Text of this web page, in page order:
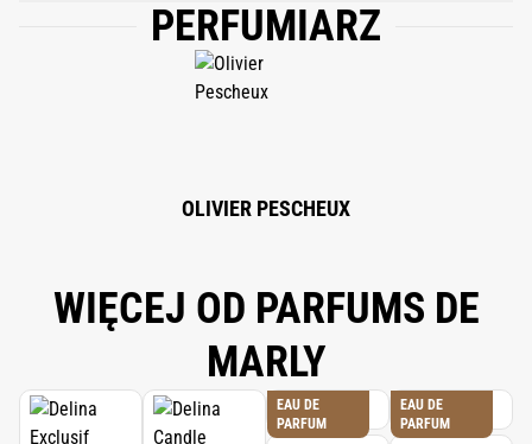
ALCOHOL DENAT., PARFUM (FRAGRANCE), AQUA (WATER), COUMARIN,
BENZYL BENZOATE, LINALOOL, GERANIOL, LIMONENE, CINNAMAL,
PERFUMIARZ
OLIVIER PESCHEUX
WIĘCEJ OD PARFUMS DE
MARLY
EAU DE
PARFUM
EAU DE
PARFUM